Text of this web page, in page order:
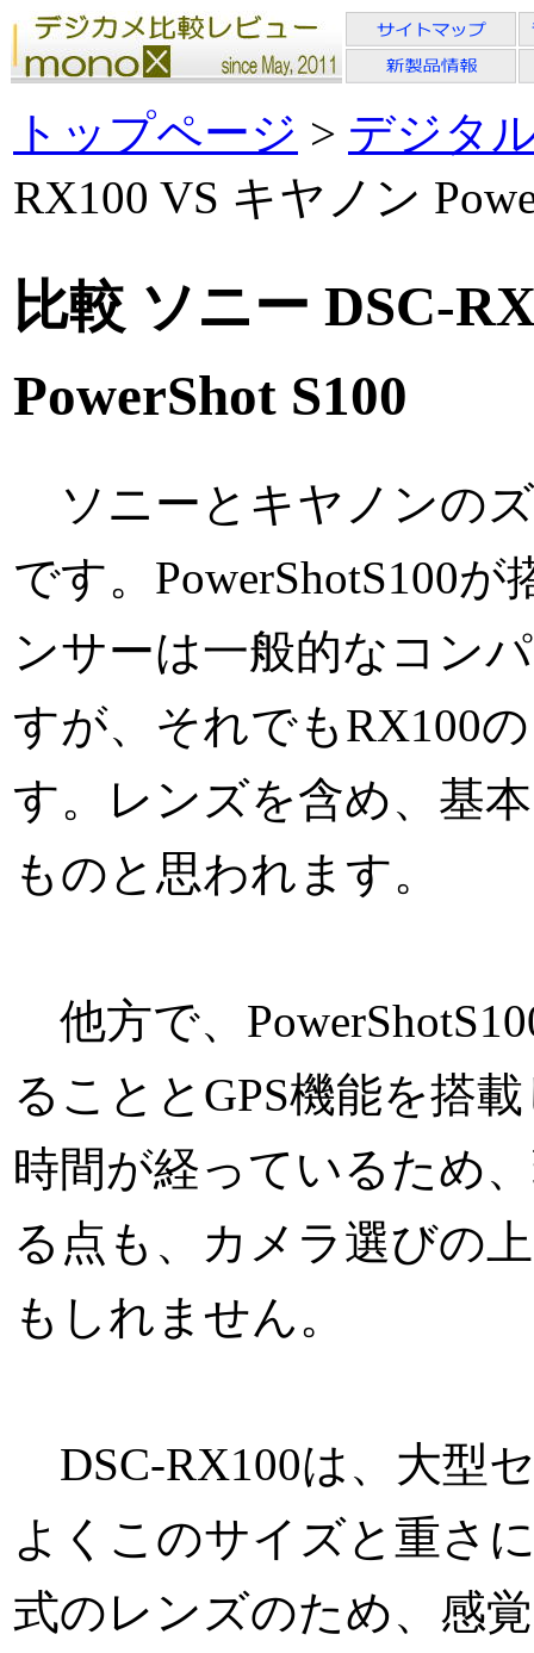
トップページ > デジタ
RX100 VS キヤノン
比較 ソニー DSC-
PowerShot S100
ソニーとキヤノンの
です。PowerShotS100
ンサーは一般的なコン
すが、それでもRX100
す。レンズを含め、基
ものと思われます。
他方で、
ることとGPS機能を搭
時間が経っているため
る点も、カメラ選びの
もしれません。
DSC-RX100は、大型
よくこのサイズと重さ
式のレンズのため、感